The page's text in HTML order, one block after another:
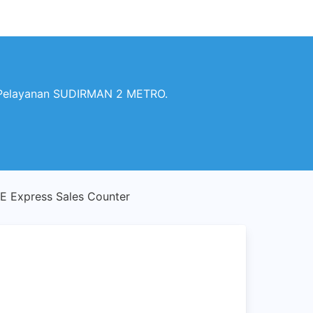
SUDIRMAN 2 METRO.
Express Sales Counter